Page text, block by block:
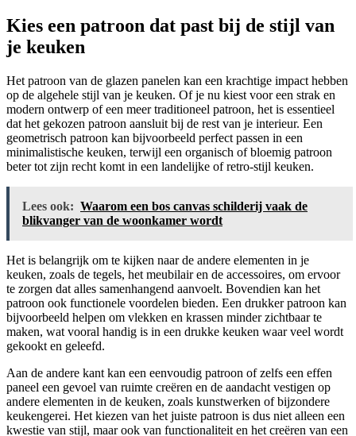
Kies een patroon dat past bij de stijl van
je keuken
Het patroon van de glazen panelen kan een krachtige impact hebben
op de algehele stijl van je keuken. Of je nu kiest voor een strak en
modern ontwerp of een meer traditioneel patroon, het is essentieel
dat het gekozen patroon aansluit bij de rest van je interieur. Een
geometrisch patroon kan bijvoorbeeld perfect passen in een
minimalistische keuken, terwijl een organisch of bloemig patroon
beter tot zijn recht komt in een landelijke of retro-stijl keuken.
Lees ook: Waarom een bos canvas schilderij vaak de
blikvanger van de woonkamer wordt
Het is belangrijk om te kijken naar de andere elementen in je
keuken, zoals de tegels, het meubilair en de accessoires, om ervoor
te zorgen dat alles samenhangend aanvoelt. Bovendien kan het
patroon ook functionele voordelen bieden. Een drukker patroon kan
bijvoorbeeld helpen om vlekken en krassen minder zichtbaar te
maken, wat vooral handig is in een drukke keuken waar veel wordt
gekookt en geleefd.
Aan de andere kant kan een eenvoudig patroon of zelfs een effen
paneel een gevoel van ruimte creëren en de aandacht vestigen op
andere elementen in de keuken, zoals kunstwerken of bijzondere
keukengerei. Het kiezen van het juiste patroon is dus niet alleen een
kwestie van stijl, maar ook van functionaliteit en het creëren van een